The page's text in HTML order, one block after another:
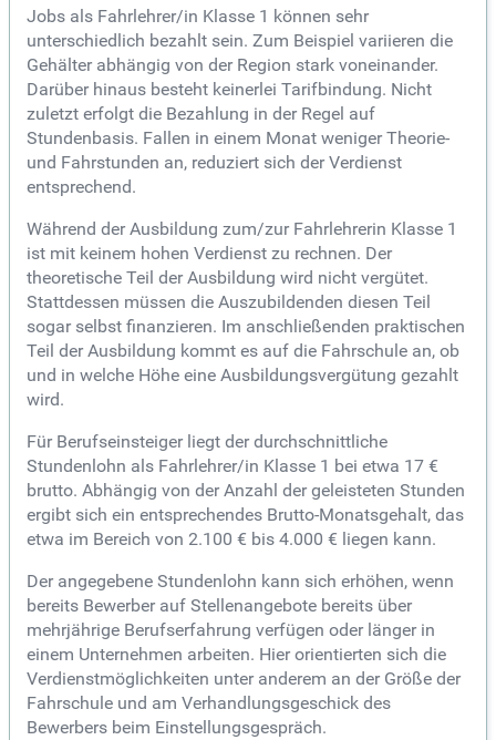
Jobs als Fahrlehrer/in Klasse 1 können sehr
unterschiedlich bezahlt sein. Zum Beispiel variieren die
Gehälter abhängig von der Region stark voneinander.
Darüber hinaus besteht keinerlei Tarifbindung. Nicht
zuletzt erfolgt die Bezahlung in der Regel auf
Stundenbasis. Fallen in einem Monat weniger Theorie-
und Fahrstunden an, reduziert sich der Verdienst
entsprechend.
Während der Ausbildung zum/zur Fahrlehrerin Klasse 1
ist mit keinem hohen Verdienst zu rechnen. Der
theoretische Teil der Ausbildung wird nicht vergütet.
Stattdessen müssen die Auszubildenden diesen Teil
sogar selbst finanzieren. Im anschließenden praktischen
Teil der Ausbildung kommt es auf die Fahrschule an, ob
und in welche Höhe eine Ausbildungsvergütung gezahlt
wird.
Für Berufseinsteiger liegt der durchschnittliche
Stundenlohn als Fahrlehrer/in Klasse 1 bei etwa 17 €
brutto. Abhängig von der Anzahl der geleisteten Stunden
ergibt sich ein entsprechendes Brutto-Monatsgehalt, das
etwa im Bereich von 2.100 € bis 4.000 € liegen kann.
Der angegebene Stundenlohn kann sich erhöhen, wenn
bereits Bewerber auf Stellenangebote bereits über
mehrjährige Berufserfahrung verfügen oder länger in
einem Unternehmen arbeiten. Hier orientierten sich die
Verdienstmöglichkeiten unter anderem an der Größe der
Fahrschule und am Verhandlungsgeschick des
Bewerbers beim Einstellungsgespräch.